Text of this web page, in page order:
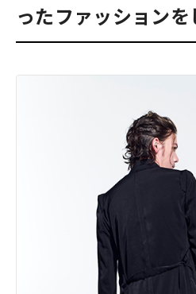
ったファッション